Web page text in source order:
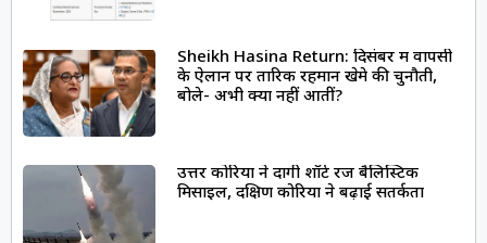
Sheikh Hasina Return: दिसंबर में वापसी
के ऐलान पर तारिक रहमान खेमे की चुनौती,
बोले- अभी क्यों नहीं आतीं?
उत्तर कोरिया ने दागी शॉर्ट रेंज बैलिस्टिक
मिसाइल, दक्षिण कोरिया ने बढ़ाई सतर्कता